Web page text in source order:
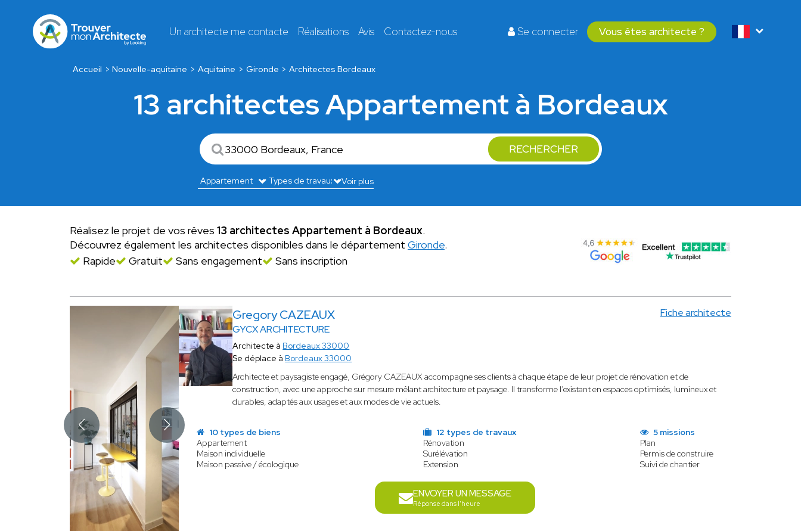
Un architecte me contacte Réalisations Avis Contactez-nous Se connecter Vous êtes architecte ?
Accueil Nouvelle-aquitaine Aquitaine Gironde Architectes Bordeaux
13 architectes Appartement à Bordeaux
RECHERCHER
Voir plus
Réalisez le projet de vos rêves 13 architectes Appartement à Bordeaux.
Découvrez également les architectes disponibles dans le département Gironde.
Rapide
Gratuit Sans engagement Sans inscription
Gregory CAZEAUX
GYCX ARCHITECTURE
Fiche architecte
Architecte à Bordeaux 33000
Se déplace à Bordeaux 33000
Architecte et paysagiste engagé, Grégory CAZEAUX accompagne ses clients à chaque étape de leur projet de rénovation et de
construction, avec une approche sur mesure mêlant architecture et paysage. Il transforme l’existant en espaces optimisés, lumineux et
durables, adaptés aux usages et aux modes de vie actuels.
10 types de biens
Appartement
Maison individuelle
Maison passive / écologique
12 types de travaux
Rénovation
Surélévation
Extension
5 missions
Plan
Permis de construire
Suivi de chantier
ENVOYER UN MESSAGE
Réponse dans l'heure